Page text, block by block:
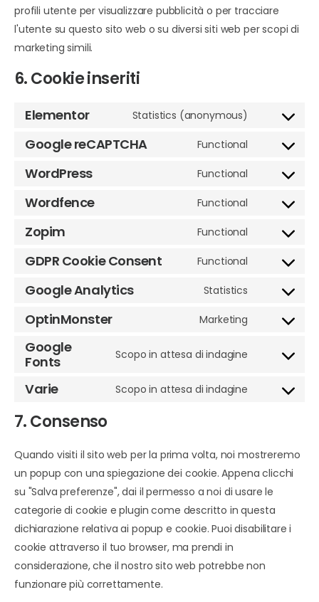
profili utente per visualizzare pubblicità o per tracciare
l'utente su questo sito web o su diversi siti web per scopi di
marketing simili.
6. Cookie inseriti
Elementor Statistics (anonymous)
Google reCAPTCHA Functional
WordPress Functional
Wordfence Functional
Zopim Functional
GDPR Cookie Consent Functional
Google Analytics Statistics
OptinMonster Marketing
Google
Fonts
Scopo in attesa di indagine
Varie Scopo in attesa di indagine
7. Consenso
Quando visiti il sito web per la prima volta, noi mostreremo
un popup con una spiegazione dei cookie. Appena clicchi
su "Salva preferenze", dai il permesso a noi di usare le
categorie di cookie e plugin come descritto in questa
dichiarazione relativa ai popup e cookie. Puoi disabilitare i
cookie attraverso il tuo browser, ma prendi in
considerazione, che il nostro sito web potrebbe non
funzionare più correttamente.